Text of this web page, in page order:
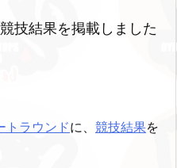
技結果を掲載しました
トラウンドに、 競技結果を